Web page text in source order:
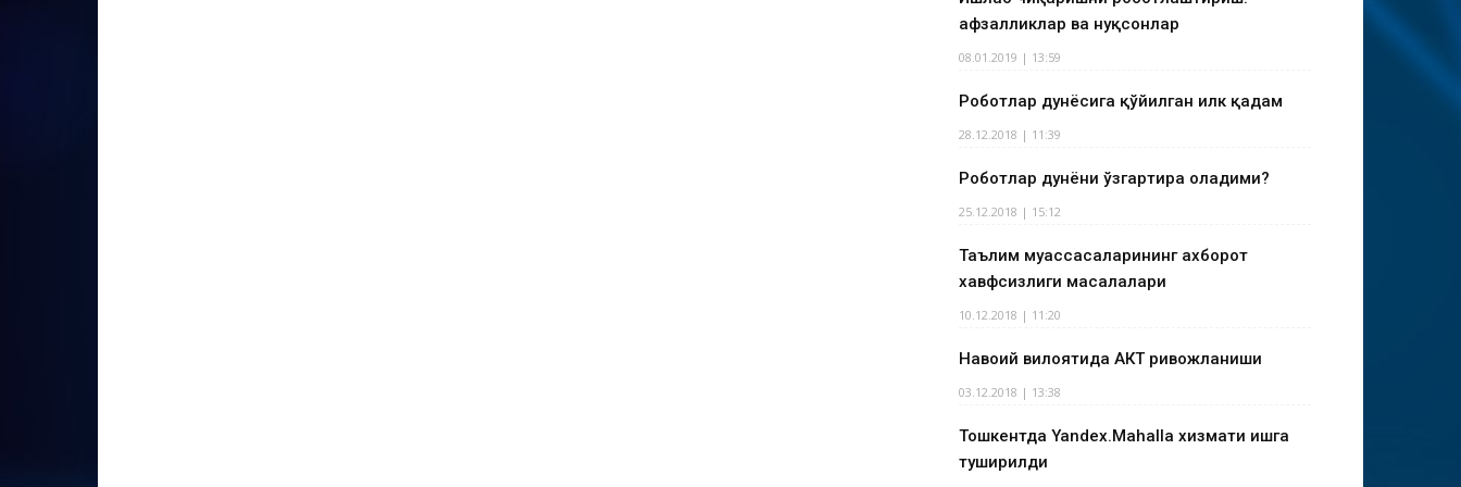
афзалликлар ва нуқсонлар
08.01.2019 | 13:59
Роботлар дунёсига қўйилган илк қадам
28.12.2018 | 11:39
Роботлар дунёни ўзгартира оладими?
25.12.2018 | 15:12
Таълим муассасаларининг ахборот
хавфсизлиги масалалари
10.12.2018 | 11:20
Навоий вилоятида АКТ ривожланиши
03.12.2018 | 13:38
Тошкентда Yandex.Mahalla хизмати ишга
туширилди